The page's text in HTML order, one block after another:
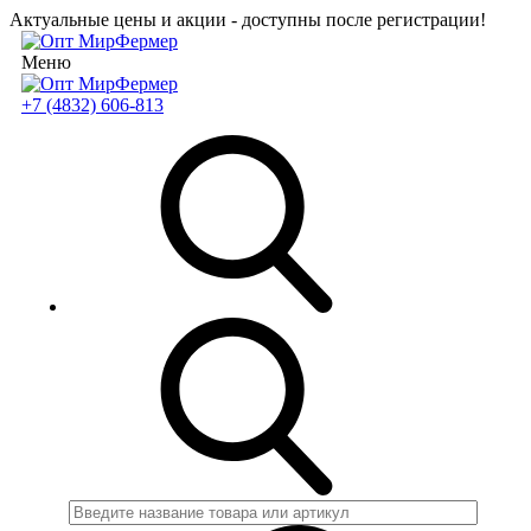
Актуальные цены и акции - доступны после регистрации!
Меню
+7 (4832) 606-813